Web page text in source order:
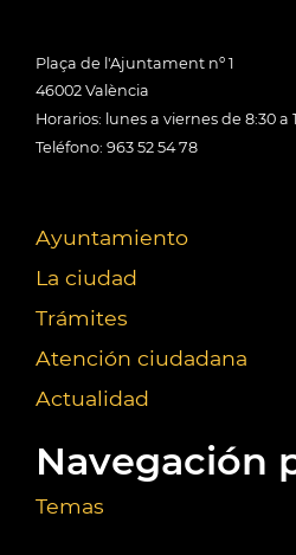
Plaça de l'Ajuntament nº 1
46002 València
Horarios: lunes a viernes de 8:30 a
Teléfono: 963 52 54 78
Ayuntamiento
La ciudad
Trámites
Atención ciudadana
Actualidad
Navegación
Temas